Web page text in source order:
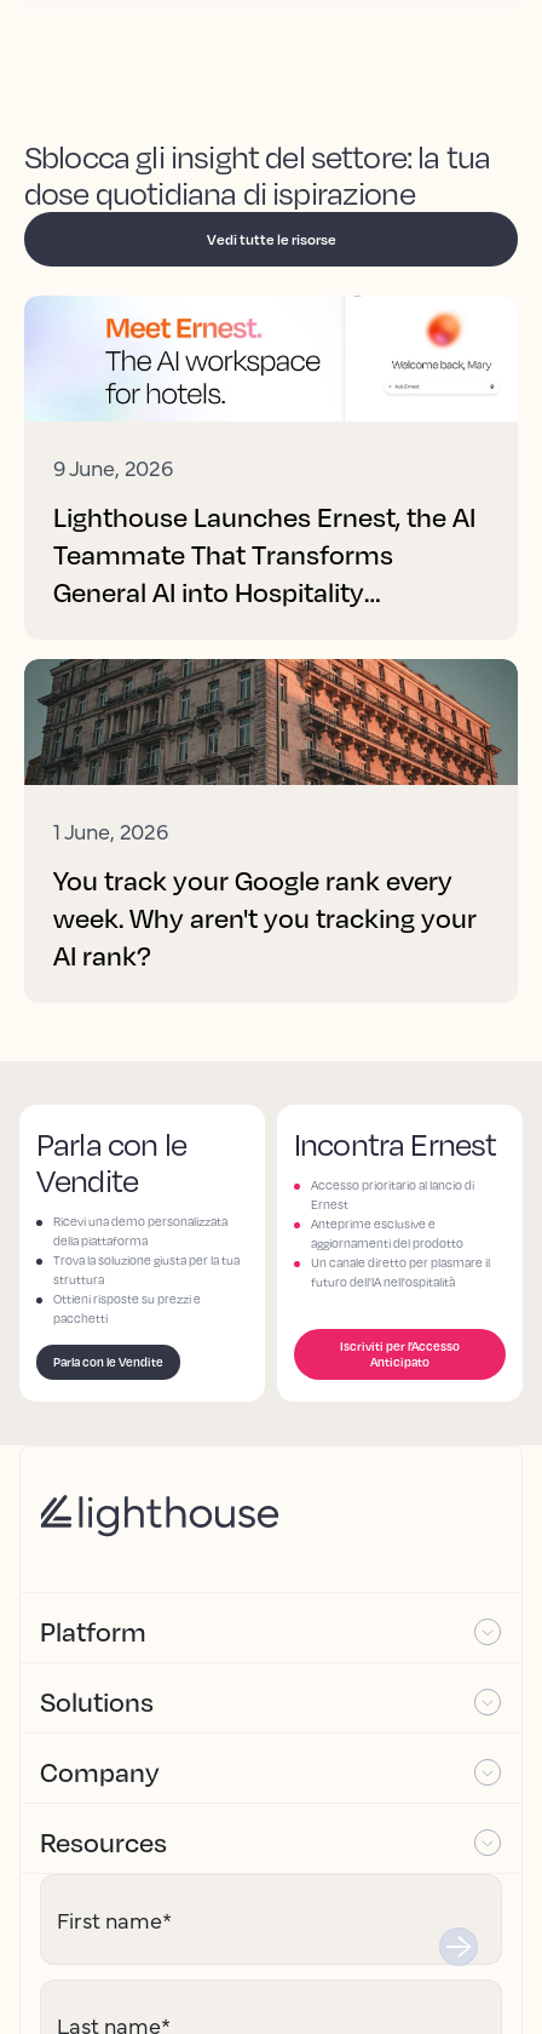
Sblocca gli insight del settore: la tua
dose quotidiana di ispirazione
Vedi tutte le risorse
9 June, 2026
Lighthouse Launches Ernest, the AI
Teammate That Transforms
General AI into Hospitality
1 June, 2026
You track your Google rank every
week. Why aren't you tracking your
AI rank?
Parla con le
Vendite
Ricevi una demo personalizzata
della piattaforma
Trova la soluzione giusta per la tua
struttura
Ottieni risposte su prezzi e
pacchetti
Parla con le Vendite
Incontra Ernest
Accesso prioritario al lancio di
Ernest
Anteprime esclusive e
aggiornamenti del prodotto
Un canale diretto per plasmare il
futuro dell'IA nell'ospitalità
Iscriviti per l'Accesso
Anticipato
Platform
Solutions
Company
Resources
First name*
Last name*